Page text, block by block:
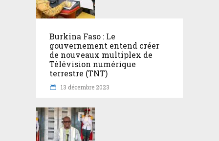
Burkina Faso : Le
gouvernement entend créer
de nouveaux multiplex de
Télévision numérique
terrestre (TNT)
13 décembre 2023